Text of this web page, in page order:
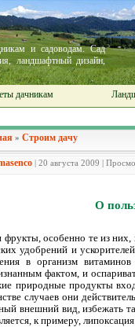
и садоводам. Сад
ландшафтный дизайн,
дачникам
» Строим дачу
| 20 августа 2009 |
О
особенно те из
удобрений и
в организм
фактом, и
природные продукты
случаев они
внешний вид, избежать
к примеру,